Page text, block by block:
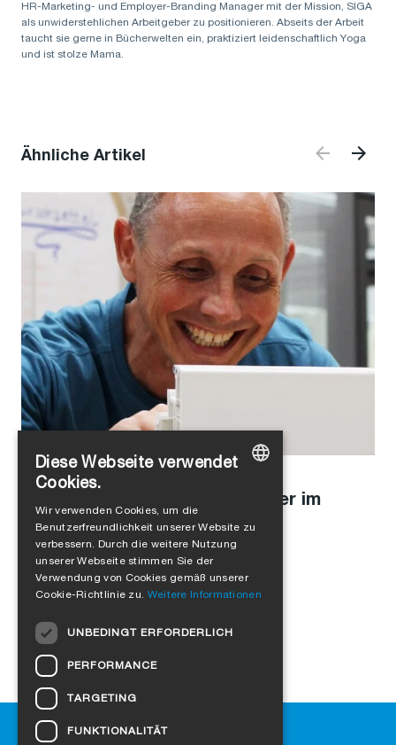
HR-Marketing- und Employer-Branding Manager mit der Mission, SIGA
als unwiderstehlichen Arbeitgeber zu positionieren. Abseits der Arbeit
taucht sie gerne in Bücherwelten ein, praktiziert leidenschaftlich Yoga
und ist stolze Mama.
Ähnliche Artikel
Alejandro Jimenez
20 Jahre SIGA: Andreas Wenger im
Interview
Hilfe
ENGLISH
FRENCH
Diese Webseite verwendet
Cookies.
Wir verwenden Cookies, um die
Benutzerfreundlichkeit unserer Website zu
verbessern. Durch die weitere Nutzung
unserer Webseite stimmen Sie der
Verwendung von Cookies gemäß unserer
Cookie-Richtlinie zu. Weitere Informationen
UNBEDINGT ERFORDERLICH
PERFORMANCE
TARGETING
FUNKTIONALITÄT